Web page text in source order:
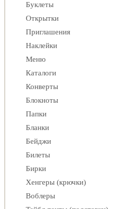
Буклеты
Открытки
Приглашения
Наклейки
Меню
Каталоги
Конверты
Блокноты
Папки
Бланки
Бейджи
Билеты
Бирки
Хенгеры (крючки)
Воблеры